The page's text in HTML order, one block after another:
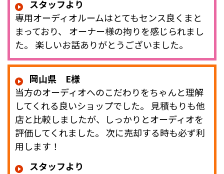
スタッフより
専用オーディオルームはとてもセンス良くまと
まっており、 オーナー様の拘りを感じられまし
た。 楽しいお話ありがとうございました。
岡山県 E様
当方のオーディオへのこだわりをちゃんと理解
してくれる良いショップでした。 見積もりも他
店と比較しましたが、しっかりとオーディオを
評価してくれました。 次に売却する時も必ず利
用します！
スタッフより